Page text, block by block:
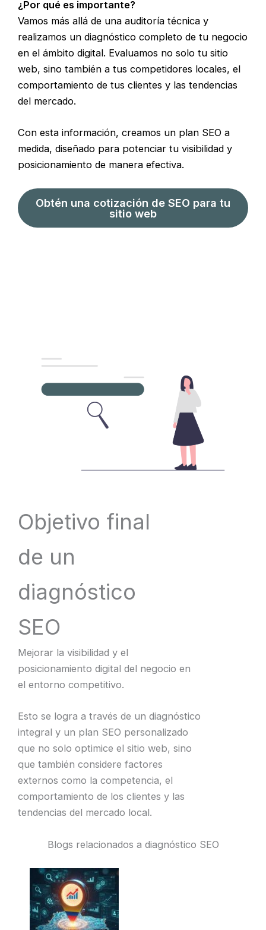
¿Por qué es importante?
Vamos más allá de una auditoría técnica y
realizamos un diagnóstico completo de tu negocio
en el ámbito digital. Evaluamos no solo tu sitio
web, sino también a tus competidores locales, el
comportamiento de tus clientes y las tendencias
del mercado.
Con esta información, creamos un plan SEO a
medida, diseñado para potenciar tu visibilidad y
posicionamiento de manera efectiva.
Obtén una cotización de SEO para tu
sitio web
Objetivo final
de un
diagnóstico
SEO
Mejorar la visibilidad y el
posicionamiento digital del negocio en
el entorno competitivo.
Esto se logra a través de un diagnóstico
integral y un plan SEO personalizado
que no solo optimice el sitio web, sino
que también considere factores
externos como la competencia, el
comportamiento de los clientes y las
tendencias del mercado local.
Blogs relacionados a diagnóstico SEO